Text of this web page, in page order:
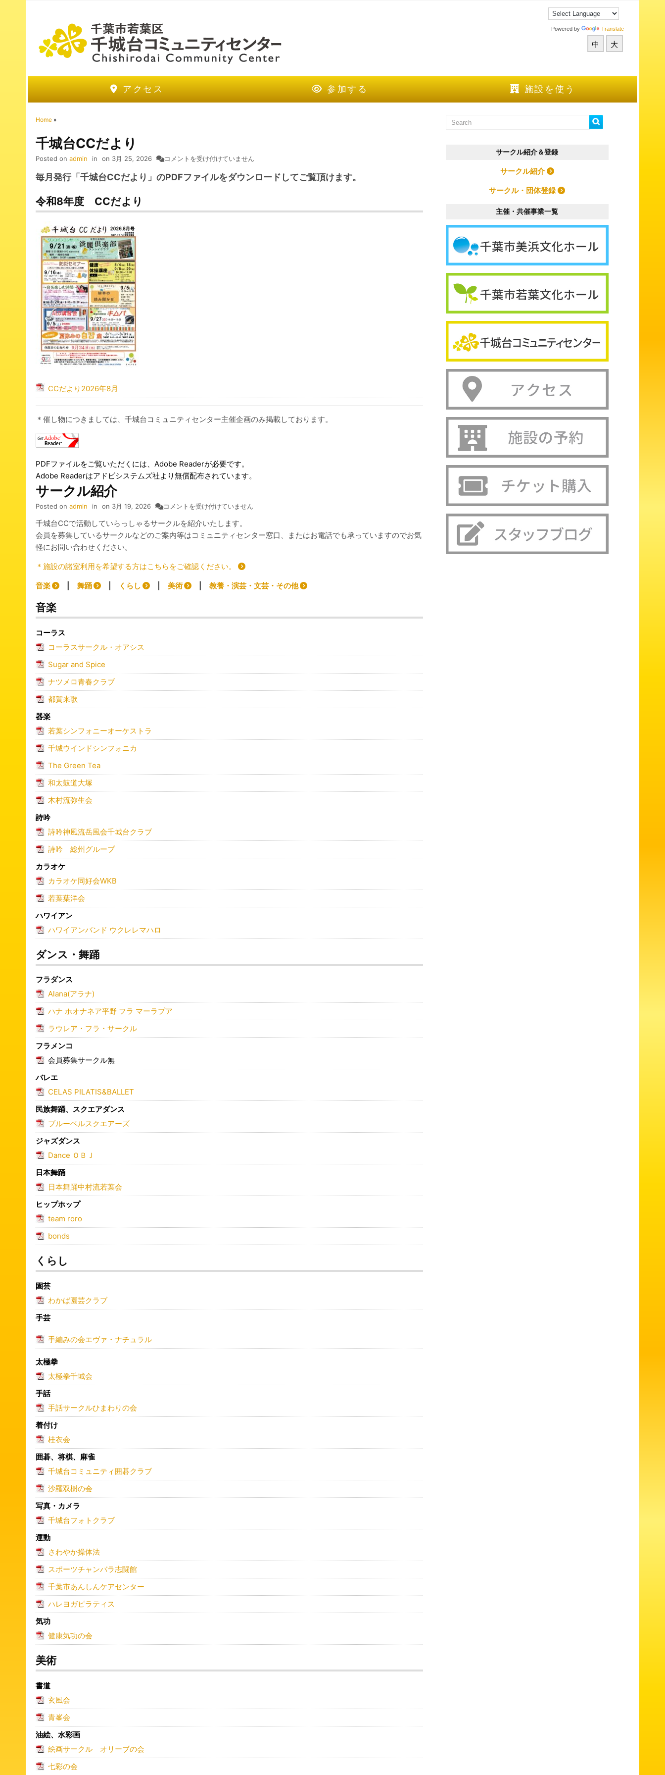
Powered by Translate
中 大
アクセス 参加する 施設を使う
Home »
千城台CCだより
Posted on admin in on 3月 25, 2026
千
台
よ
コメントを受け付けていません
毎月発行「千城台CCだより」のPDFファイルをダウンロードしてご覧頂けます。
令和8年度 CCだより
CCだより2026年8月
＊催し物につきましては、千城台コミュニティセンター主催企画のみ掲載しております。
PDFファイルをご覧いただくには、Adobe Readerが必要です。
Adobe Readerはアドビシステムズ社より無償配布されています。
サークル紹介
Posted on admin in on 3月 19, 2026
サ
ク
ル
は
コメントを受け付けていません
千城台CCで活動していらっしゃるサークルを紹介いたします。
会員を募集しているサークルなどのご案内等はコミュニティセンター窓口、またはお電話でも承っていますのでお気
軽にお問い合わせください。
＊施設の諸室利用を希望する方はこちらをご確認ください。
音楽 舞踊 くらし 美術 教養・演芸・文芸・その他
音楽
コーラス
コーラスサークル・オアシス
Sugar and Spice
ナツメロ青春クラブ
都賀来歌
器楽
若葉シンフォニーオーケストラ
千城ウインドシンフォニカ
The Green Tea
和太鼓道大塚
木村流弥生会
詩吟
詩吟神風流岳風会千城台クラブ
詩吟 総州グループ
カラオケ
カラオケ同好会WKB
若葉葉洋会
ハワイアン
ハワイアンバンド ウクレレマハロ
ダンス・舞踊
フラダンス
Alana(アラナ)
ハナ ホオナネア平野 フラ マーラプア
ラウレア・フラ・サークル
フラメンコ
会員募集サークル無
バレエ
CELAS PILATIS&BALLET
民族舞踊、スクエアダンス
ブルーベルスクエアーズ
ジャズダンス
Dance ＯＢＪ
日本舞踊
日本舞踊中村流若葉会
ヒップホップ
team roro
bonds
くらし
園芸
わかば園芸クラブ
手芸
手編みの会エヴァ・ナチュラル
太極拳
太極拳千城会
手話
手話サークルひまわりの会
着付け
桂衣会
囲碁、将棋、麻雀
千城台コミュニティ囲碁クラブ
沙羅双樹の会
写真・カメラ
千城台フォトクラブ
運動
さわやか操体法
スポーツチャンバラ志闘館
千葉市あんしんケアセンター
ハレヨガピラティス
気功
健康気功の会
美術
書道
玄風会
青峯会
油絵、水彩画
絵画サークル オリーブの会
七彩の会
サークル紹介＆登録
サークル紹介
サークル・団体登録
主催・共催事業一覧